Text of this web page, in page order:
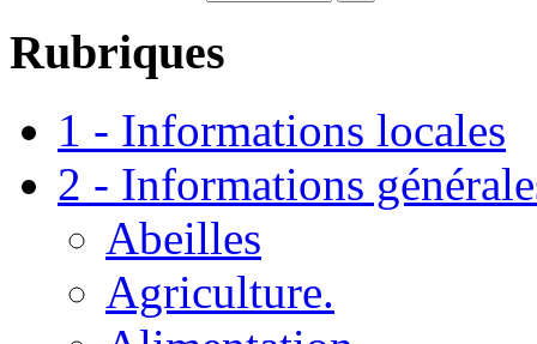
Rubriques
1 - Informations locales
2 - Informations
Abeilles
Agriculture.